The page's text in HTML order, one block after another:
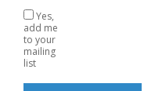
Yes,
add me
to your
mailing
list